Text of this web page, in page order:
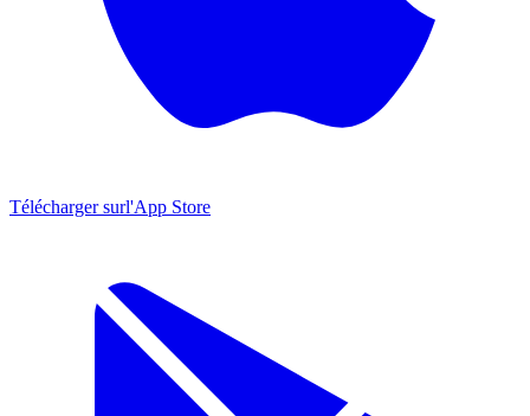
Télécharger surl'App Store